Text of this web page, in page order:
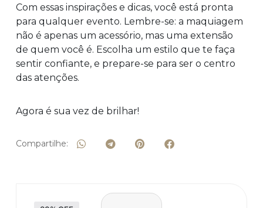
Com essas inspirações e dicas, você está pronta
para qualquer evento. Lembre-se: a maquiagem
não é apenas um acessório, mas uma extensão
de quem você é. Escolha um estilo que te faça
sentir confiante, e prepare-se para ser o centro
das atenções.
Agora é sua vez de brilhar!
Compartilhe: